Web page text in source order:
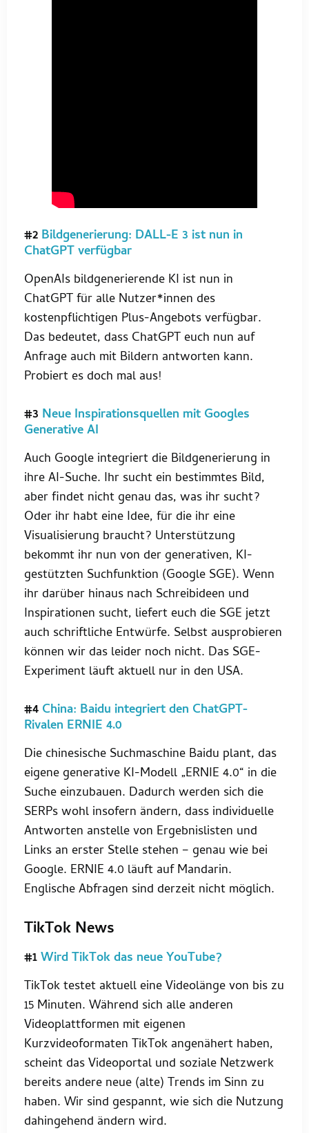
#2 Bildgenerierung: DALL-E 3 ist nun in
ChatGPT verfügbar
OpenAIs bildgenerierende KI ist nun in
ChatGPT für alle Nutzer*innen des
kostenpflichtigen Plus-Angebots verfügbar.
Das bedeutet, dass ChatGPT euch nun auf
Anfrage auch mit Bildern antworten kann.
Probiert es doch mal aus!
#3 Neue Inspirationsquellen mit Googles
Generative AI
Auch Google integriert die Bildgenerierung in
ihre AI-Suche. Ihr sucht ein bestimmtes Bild,
aber findet nicht genau das, was ihr sucht?
Oder ihr habt eine Idee, für die ihr eine
Visualisierung braucht? Unterstützung
bekommt ihr nun von der generativen, KI-
gestützten Suchfunktion (Google SGE). Wenn
ihr darüber hinaus nach Schreibideen und
Inspirationen sucht, liefert euch die SGE jetzt
auch schriftliche Entwürfe. Selbst ausprobieren
können wir das leider noch nicht. Das SGE-
Experiment läuft aktuell nur in den USA.
#4 China: Baidu integriert den ChatGPT-
Rivalen ERNIE 4.0
Die chinesische Suchmaschine Baidu plant, das
eigene generative KI-Modell „ERNIE 4.0“ in die
Suche einzubauen. Dadurch werden sich die
SERPs wohl insofern ändern, dass individuelle
Antworten anstelle von Ergebnislisten und
Links an erster Stelle stehen – genau wie bei
Google. ERNIE 4.0 läuft auf Mandarin.
Englische Abfragen sind derzeit nicht möglich.
TikTok News
#1Wird TikTok das neue YouTube?
TikTok testet aktuell eine Videolänge von bis zu
15 Minuten. Während sich alle anderen
Videoplattformen mit eigenen
Kurzvideoformaten TikTok angenähert haben,
scheint das Videoportal und soziale Netzwerk
bereits andere neue (alte) Trends im Sinn zu
haben. Wir sind gespannt, wie sich die Nutzung
dahingehend ändern wird.